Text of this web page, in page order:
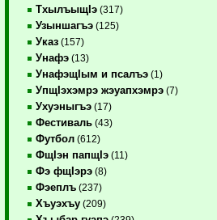
ТхылъыщIэ (317)
Узыншагъэ (125)
Указ (157)
Унафэ (13)
УнафэщIым и псалъэ (1)
УпщIэхэмрэ жэуапхэмрэ (7)
Ухуэныгъэ (17)
Фестиваль (43)
Футбол (612)
ФщIэн папщIэ (11)
Фэ фщIэрэ (8)
Фэеплъ (237)
Хъуэхъу (209)